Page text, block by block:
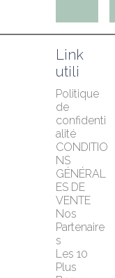
Link
utili
Politique
de
confidenti
alité
CONDITIO
NS
GÉNÉRAL
ES DE
VENTE
Nos
Partenaire
s
Les 10
Plus